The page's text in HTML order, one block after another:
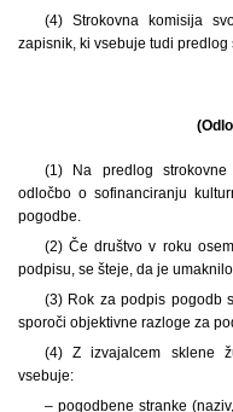
(4) Strokovna komisija
zapisnik, ki vsebuje tudi
(1) Na predlog
odločbo o sofinanciranju
pogodbe.
(2) Če društvo v roku
podpisu, se šteje, da je
(3) Rok za podpis pogodb
sporoči objektivne razloge za
(4) Z izvajalcem sklene
vsebuje:
– pogodbene stranke